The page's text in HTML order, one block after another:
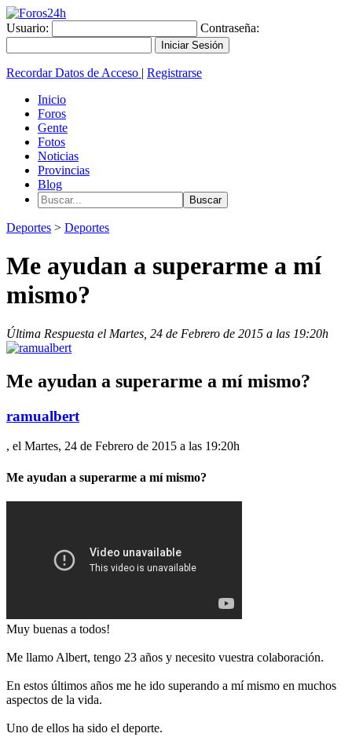
Usuario: Contraseña:
Recordar Datos de Acceso | Registrarse
Inicio
Foros
Gente
Fotos
Noticias
Provincias
Blog
Deportes > Deportes
Me ayudan a superarme a mí
mismo?
Última Respuesta el Martes, 24 de Febrero de 2015 a las 19:20h
Me ayudan a superarme a mí mismo?
ramualbert
, el Martes, 24 de Febrero de 2015 a las 19:20h
Me ayudan a superarme a mí mismo?
Muy buenas a todos!
Me llamo Albert, tengo 23 años y necesito vuestra colaboración.
En estos últimos años me he ido superando a mí mismo en muchos
aspectos de la vida.
Uno de ellos ha sido el deporte.